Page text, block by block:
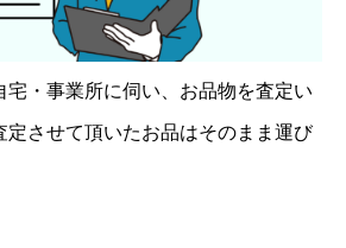
宅・事業所に伺い、お品物を査定い
定させて頂いたお品はそのまま運び